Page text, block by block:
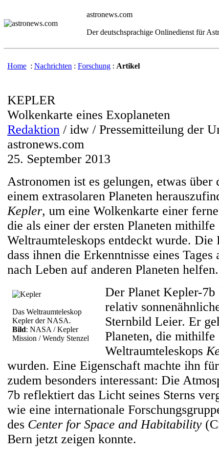
astronews.com
Der deutschsprachige Onlinedienst für
Home : Nachrichten : Forschung : Artikel
KEPLER
Wolkenkarte eines Exoplaneten
Redaktion / idw / Pressemitteilung der
astronews.com
25. September 2013
Astronomen ist es gelungen, etwas
einem extrasolaren Planeten
Kepler, um eine Wolkenkarte einer
die als einer der ersten Planeten mithilfe
Weltraumteleskops entdeckt wurde. Die
dass ihnen die Erkenntnisse eines Tages
nach Leben auf anderen Planeten helfen.
Das Weltraumteleskop
Kepler der NASA.
Bild: NASA / Kepler
Mission / Wendy Stenzel
Der Planet Kepler-
relativ
Sternbild Leier. Er
Planeten, die
Weltraumteleskops
wurden. Eine Eigenschaft machte ihn
zudem besonders interessant: Die
7b reflektiert das Licht seines Sterns
wie eine internationale
des Center for Space and Habitability
Bern jetzt zeigen konnte.